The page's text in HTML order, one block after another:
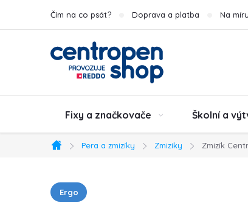
Čím na co psát? Doprava a platba Na míru
Fixy a značkovače Školní a
Domů
Pera a zmizíky Zmizíky Zmizík
Ergo